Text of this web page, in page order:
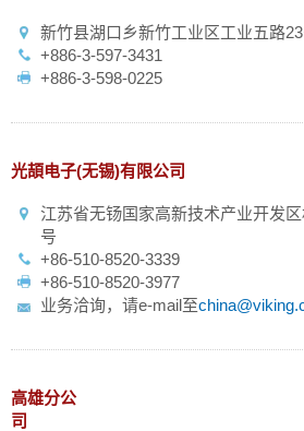
新竹县湖口乡新竹工业区工业五路
+886-3-597-3431
+886-3-598-0225
光頡电子(无锡)有限公司
江苏省无钖国家高新技术产业开发
号
+86-510-8520-3339
+86-510-8520-3977
业务洽询，请e-mail至
高雄分公
司